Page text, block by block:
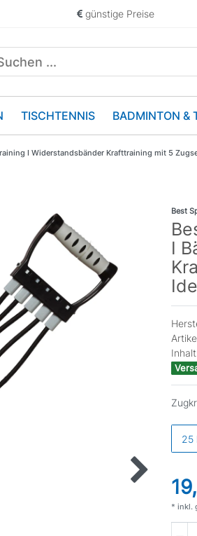
günstige Preise
TISCHTENNIS BADMINTON &
I Widerstandsbänder Krafttraining mit 5
Best
I
25
* inkl.